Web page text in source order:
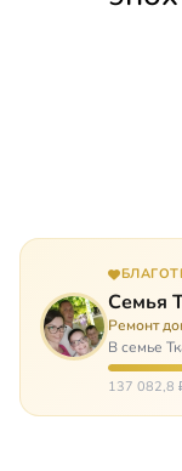
Семья
Ремонт
В семье
сыновей.
и бед,
137 082,8